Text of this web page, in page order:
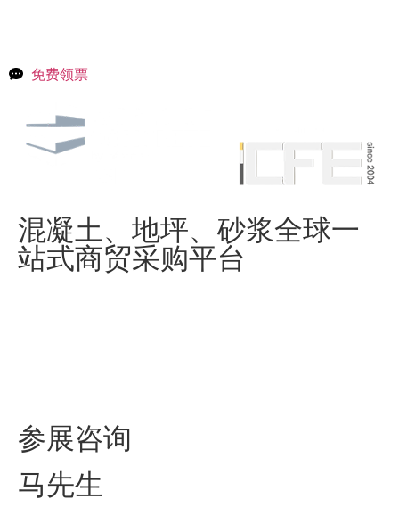
免费领票
混凝土、地坪、砂浆全球一
站式商贸采购平台
参展咨询
马先生